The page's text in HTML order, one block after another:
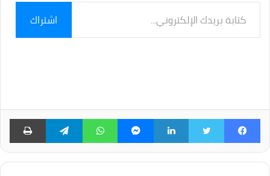
بريدك
الإلكتروني...
اشتراك
فيسبوك لينكدإن ماسنجر واتساب تيلقرام